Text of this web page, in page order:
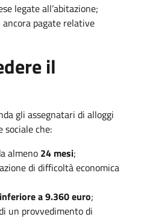
legate all’abitazione;
pagate relative
il
gli assegnatari di alloggi
sociale che:
almeno 24 mesi;
di difficoltà economica
a 9.360 euro;
un provvedimento di